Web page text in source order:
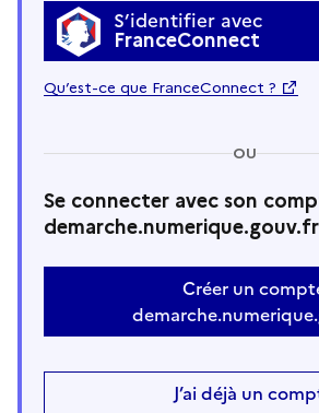
S’identifier avec
FranceConnect
Qu’est-ce que FranceConnect ?
OU
Se connecter avec son
demarche.numerique.gouv.fr
Créer un
J’ai déjà un